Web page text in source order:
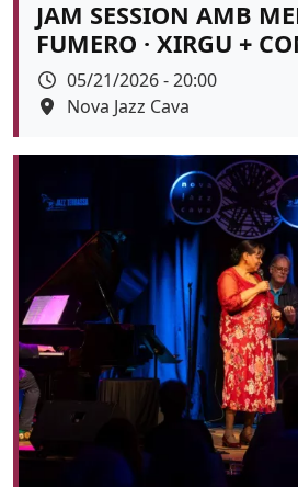
JAM SESSION AMB
FUMERO · XIRGU +
Data
05/21/2026 - 20:00
Espai
Nova Jazz Cava